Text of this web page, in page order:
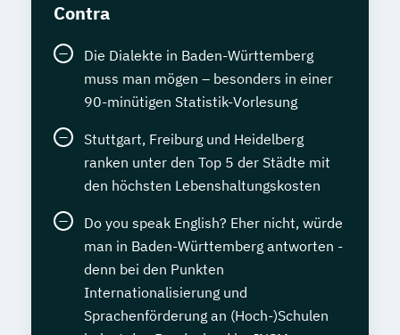
Contra
Die Dialekte in Baden-Württemberg
muss man mögen – besonders in einer
90-minütigen Statistik-Vorlesung
Stuttgart, Freiburg und Heidelberg
ranken unter den Top 5 der Städte mit
den höchsten Lebenshaltungskosten
Do you speak English? Eher nicht, würde
man in Baden-Württemberg antworten -
denn bei den Punkten
Internationalisierung und
Sprachenförderung an (Hoch-)Schulen